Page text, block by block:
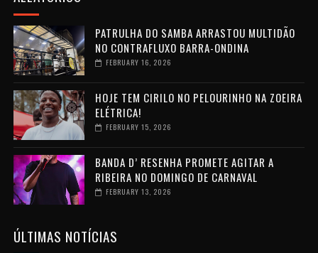
PATRULHA DO SAMBA ARRASTOU MULTIDÃO
NO CONTRAFLUXO BARRA-ONDINA
FEBRUARY 16, 2026
HOJE TEM CIRILO NO PELOURINHO NA ZOEIRA
ELÉTRICA!
FEBRUARY 15, 2026
BANDA D’ RESENHA PROMETE AGITAR A
RIBEIRA NO DOMINGO DE CARNAVAL
FEBRUARY 13, 2026
ÚLTIMAS NOTÍCIAS